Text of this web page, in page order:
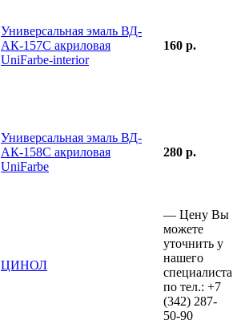
Универсальная эмаль ВД-
АК-157С акриловая
UniFarbe-interior
160 р.
Универсальная эмаль ВД-
АК-158С акриловая
UniFarbe
280 р.
ЦИНОЛ
— Цену Вы
можете
уточнить у
нашего
специалиста
по тел.: +7
(342) 287-
50-90